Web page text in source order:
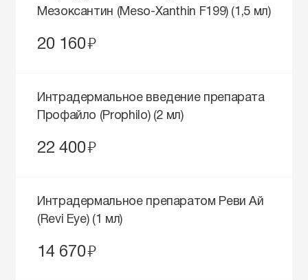
Мезоксантин (Meso-Xanthin F199) (1,5 мл)
20 160руб.
Интрадермальное введение препарата
Профайло (Prophilo) (2 мл)
22 400руб.
Интрадермальное препаратом Реви Ай
(Revi Eye) (1 мл)
14 670руб.